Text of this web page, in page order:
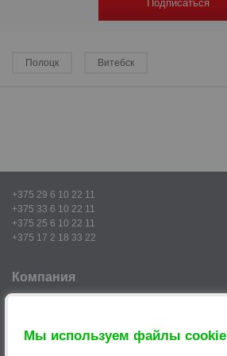
Подписаться
Полоцк Витебск
Мы используем файлы cookie
+375 29 6 10 22 11
+375 33 6 10 22 11
+375 25 6 10 22 11
+375 17 2 18 33 22
Компания
Услуги